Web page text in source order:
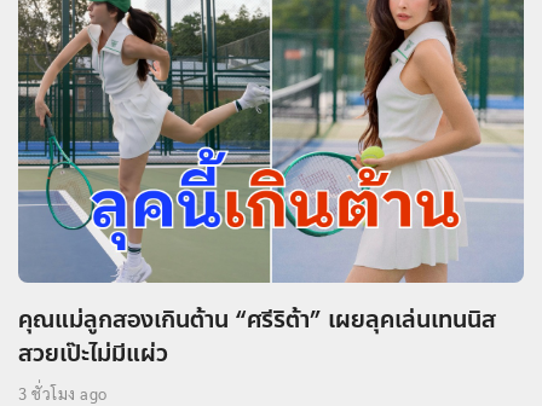
คุณแม่ลูกสองเกินต้าน “ศรีริต้า” เผยลุคเล่นเทนนิส
สวยเป๊ะไม่มีแผ่ว
3 ชั่วโมง ago